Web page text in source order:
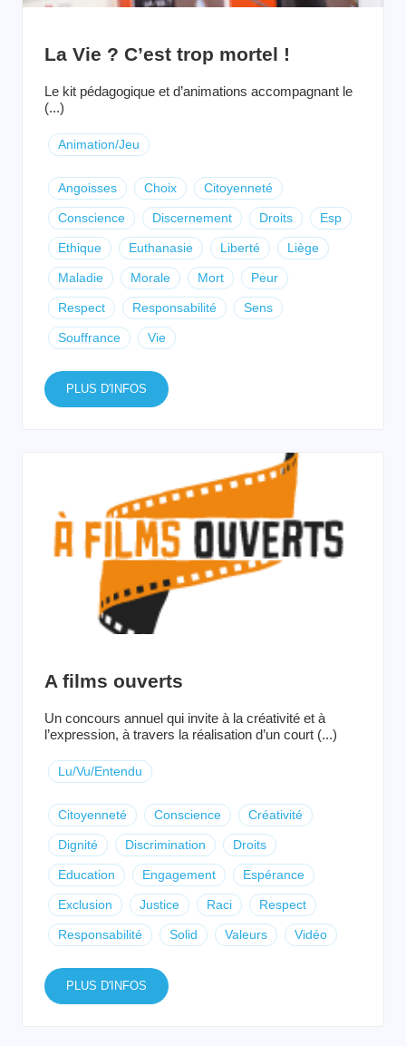
La Vie ? C’est trop mortel !
Le kit pédagogique et d’animations accompagnant le
(...)
Animation/Jeu
Angoisses Choix Citoyenneté
Conscience Discernement Droits Esp
Ethique Euthanasie Liberté Liège
Maladie Morale Mort Peur
Respect Responsabilité Sens
Souffrance Vie
PLUS D'INFOS
A films ouverts
Un concours annuel qui invite à la créativité et à
l’expression, à travers la réalisation d’un court (...)
Lu/Vu/Entendu
Citoyenneté Conscience Créativité
Dignité Discrimination Droits
Education Engagement Espérance
Exclusion Justice Raci Respect
Responsabilité Solid Valeurs Vidéo
PLUS D'INFOS